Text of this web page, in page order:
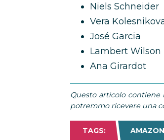
Niels Schneider
Vera
José Garcia
Lambert Wilson
Ana Girardot
Questo articolo contiene
potremmo ricevere una
TAGS: AMAZON